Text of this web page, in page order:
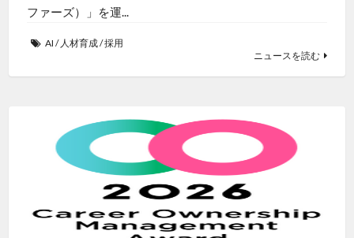
ファーズ）」を運...
AI / 人材育成/採用
ニュースを読む